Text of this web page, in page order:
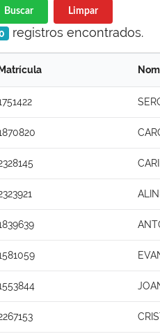
Buscar Limpar
registros encontrados.